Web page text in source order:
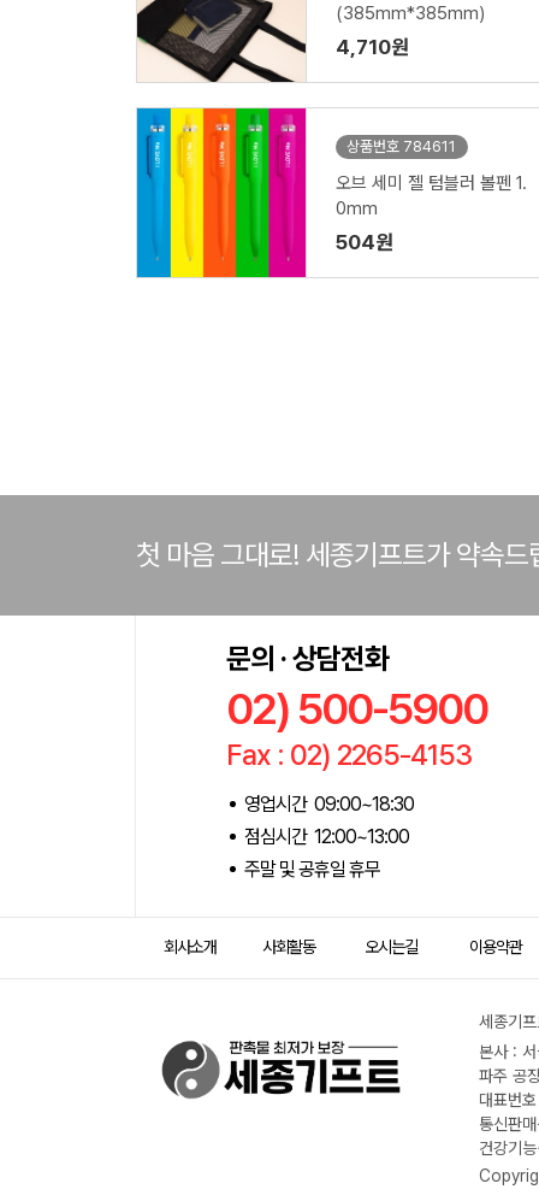
(385mm*385mm)
4,710원
상품번호 784611
오브 세미 젤 텀블러 볼펜 1.
0mm
504원
첫 마음 그대로! 세종기프트가 약속드
문의 · 상담전화
02) 500-5900
Fax : 02) 2265-4153
영업시간 09:00~18:30
점심시간 12:00~13:00
주말 및 공휴일 휴무
회사소개 사회활동 오시는길 이용약관
세종기
본사 :
파주 공
대표번
통신판
건강기